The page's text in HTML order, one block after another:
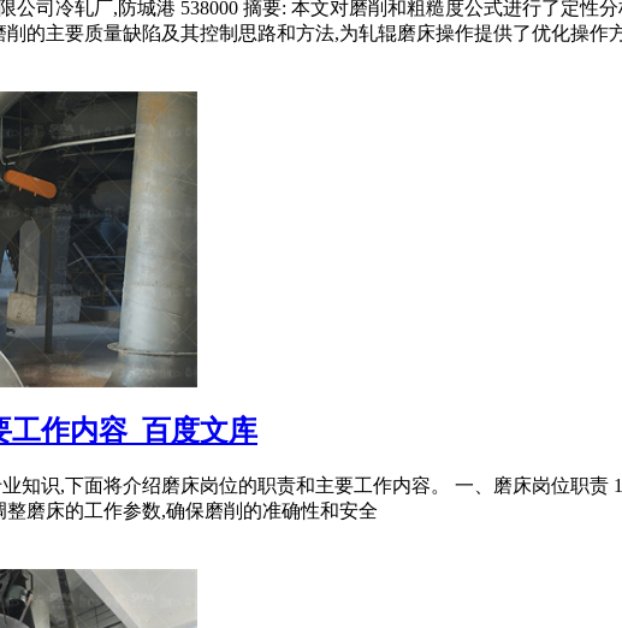
公司冷轧厂,防城港 538000 摘要: 本文对磨削和粗糙度公式进行了定性
的主要质量缺陷及其控制思路和方法,为轧辊磨床操作提供了优化操作
工作内容_百度文库
知识,下面将介绍磨床岗位的职责和主要工作内容。 一、磨床岗位职
磨床的工作参数,确保磨削的准确性和安全